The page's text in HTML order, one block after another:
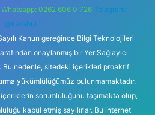
Whatsapp: 0262 606 0 726 Telegram:
@karabul
Kanun gereğince Bilgi Teknolojileri
onaylanmış bir Yer Sağlayıcı
nedenle, sitedeki içerikleri proaktif
yükümlülüğümüz bulunmamaktadır.
sorumluluğunu taşımakta olup,
kabul etmiş sayılırlar. Bu internet